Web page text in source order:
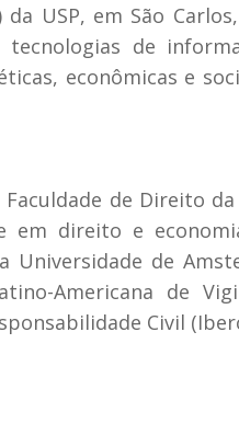
USP, em São
de
econômicas e
de Direito da
em direito e
Universidade de
Americana de
Civil